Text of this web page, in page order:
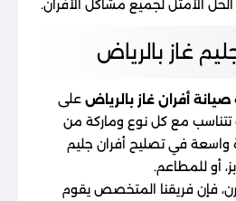
الأمثل لجميع مشاكل الأفران.
غاز بالرياض
أفران غاز بالرياض على
مع كل نوع وماركة من
واسعة في تصليح أفران جليم
أو للمطاعم.
فإن فريقنا المتخصص يقوم